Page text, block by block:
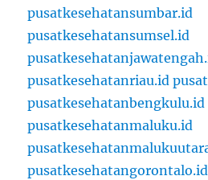
pusatkesehatansumbar.id
pusatkesehatansumsel.id
pusatkesehatanriau.id
pusatkesehatanbengkulu.id
pusatkesehatanmaluku.id
pusatkesehatangorontalo.id